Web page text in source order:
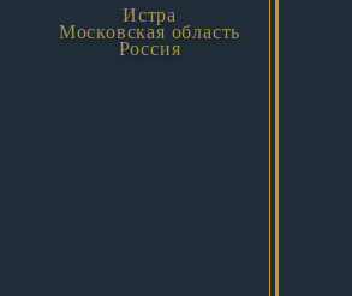
Истра
Московская область
Россия